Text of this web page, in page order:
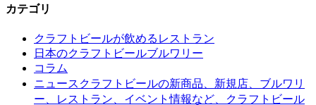
カテゴリ
クラフトビールが飲めるレストラン
日本のクラフトビールブルワリー
コラム
ニュース クラフトビールの新商品、新規店、ブルワリ
ー、レストラン、イベント情報など、クラフトビール